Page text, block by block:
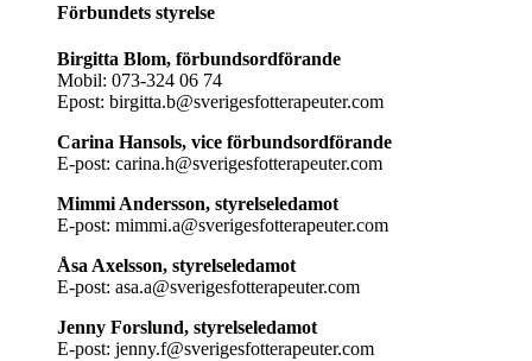
Förbundets styrelse
Birgitta Blom, förbundsordförande
Mobil: 073-324 06 74
Epost: birgitta.b@sverigesfotterapeuter.com
Carina Hansols, vice förbundsordförande
E-post: carina.h@sverigesfotterapeuter.com
Mimmi Andersson, styrelseledamot
E-post: mimmi.a@sverigesfotterapeuter.com
Åsa Axelsson, styrelseledamot
E-post: asa.a@sverigesfotterapeuter.com
Jenny Forslund, styrelseledamot
E-post: jenny.f@sverigesfotterapeuter.com